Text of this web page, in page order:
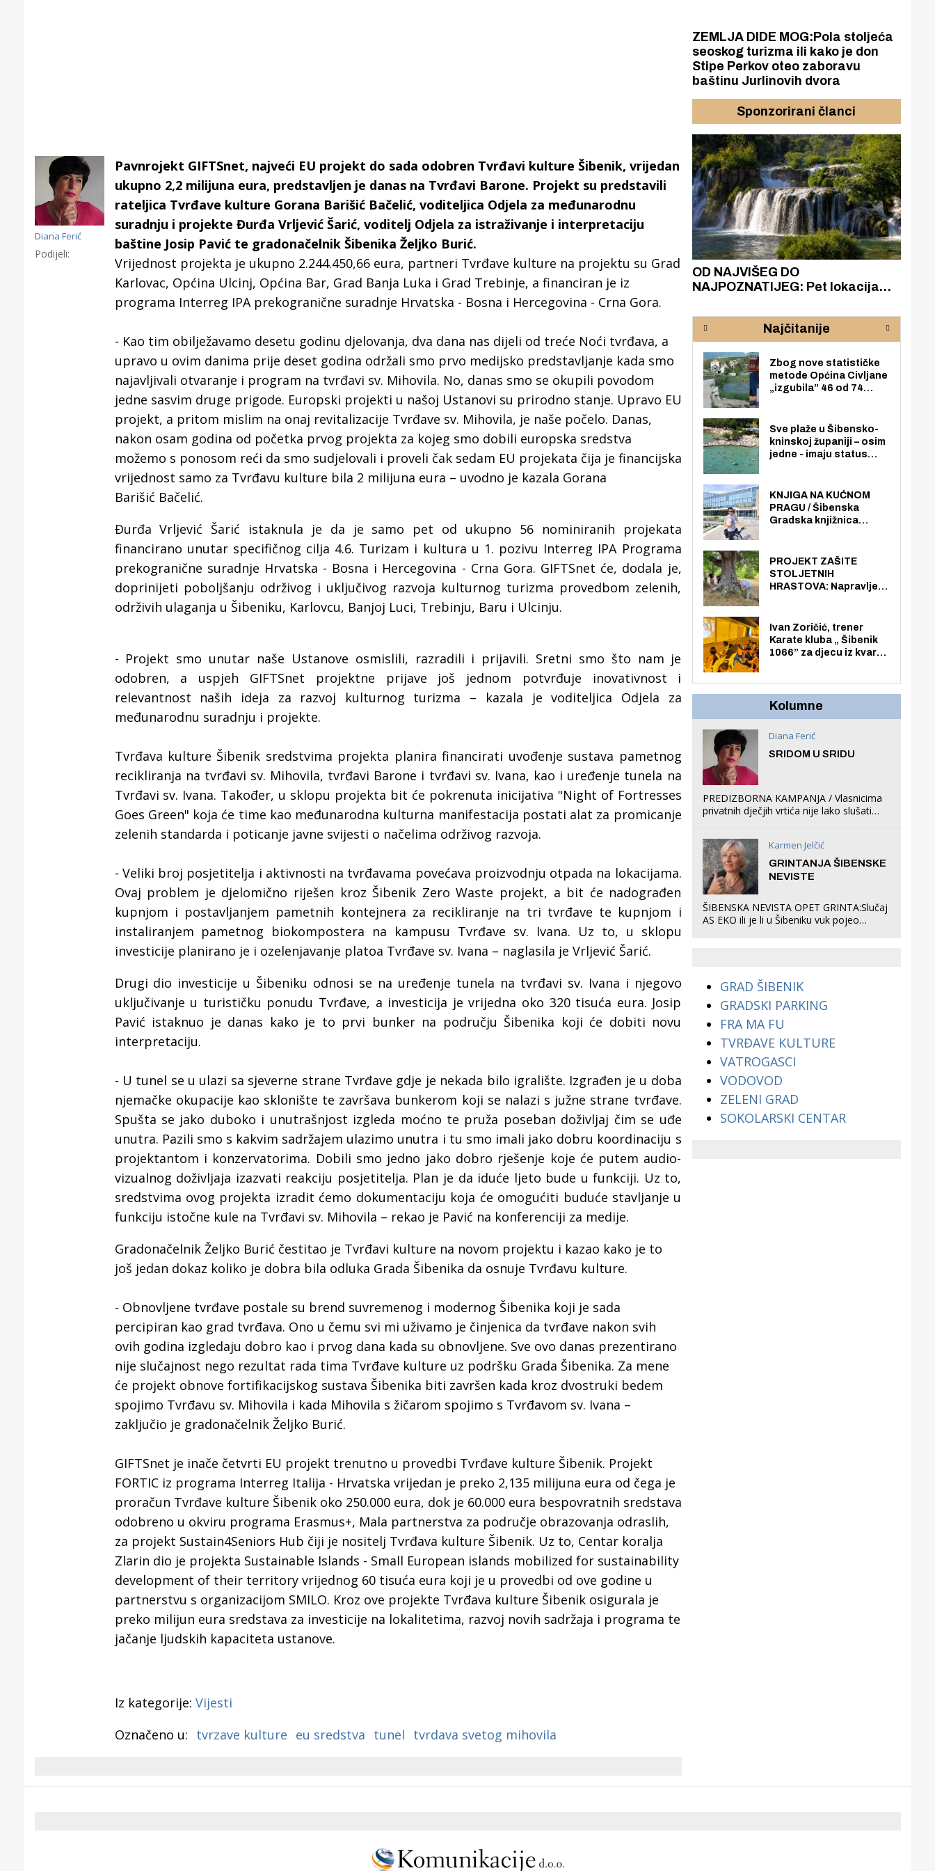
Diana Ferić
Podijeli:
Pavnrojekt GIFTSnet, najveći EU projekt do sada odobren Tvrđavi kulture Šibenik, vrijedan
ukupno 2,2 milijuna eura, predstavljen je danas na Tvrđavi Barone. Projekt su predstavili
rateljica Tvrđave kulture Gorana Barišić Bačelić, voditeljica Odjela za međunarodnu
suradnju i projekte Đurđa Vrljević Šarić, voditelj Odjela za istraživanje i interpretaciju
baštine Josip Pavić te gradonačelnik Šibenika Željko Burić.
Vrijednost projekta je ukupno 2.244.450,66 eura, partneri Tvrđave kulture na projektu su Grad
Karlovac, Općina Ulcinj, Općina Bar, Grad Banja Luka i Grad Trebinje, a financiran je iz
programa Interreg IPA prekogranične suradnje Hrvatska - Bosna i Hercegovina - Crna Gora.
- Kao tim obilježavamo desetu godinu djelovanja, dva dana nas dijeli od treće Noći tvrđava, a
upravo u ovim danima prije deset godina održali smo prvo medijsko predstavljanje kada smo
najavljivali otvaranje i program na tvrđavi sv. Mihovila. No, danas smo se okupili povodom
jedne sasvim druge prigode. Europski projekti u našoj Ustanovi su prirodno stanje. Upravo EU
projekt, a pritom mislim na onaj revitalizacije Tvrđave sv. Mihovila, je naše počelo. Danas,
nakon osam godina od početka prvog projekta za kojeg smo dobili europska sredstva
možemo s ponosom reći da smo sudjelovali i proveli čak sedam EU projekata čija je financijska
vrijednost samo za Tvrđavu kulture bila 2 milijuna eura – uvodno je kazala Gorana
Barišić Bačelić.
Đurđa Vrljević Šarić istaknula je da je samo pet od ukupno 56 nominiranih projekata
financirano unutar specifičnog cilja 4.6. Turizam i kultura u 1. pozivu Interreg IPA Programa
prekogranične suradnje Hrvatska - Bosna i Hercegovina - Crna Gora. GIFTSnet će, dodala je,
doprinijeti poboljšanju održivog i uključivog razvoja kulturnog turizma provedbom zelenih,
održivih ulaganja u Šibeniku, Karlovcu, Banjoj Luci, Trebinju, Baru i Ulcinju.
- Projekt smo unutar naše Ustanove osmislili, razradili i prijavili. Sretni smo što nam je
odobren, a uspjeh GIFTSnet projektne prijave još jednom potvrđuje inovativnost i
relevantnost naših ideja za razvoj kulturnog turizma – kazala je voditeljica Odjela za
međunarodnu suradnju i projekte.
Tvrđava kulture Šibenik sredstvima projekta planira financirati uvođenje sustava pametnog
recikliranja na tvrđavi sv. Mihovila, tvrđavi Barone i tvrđavi sv. Ivana, kao i uređenje tunela na
Tvrđavi sv. Ivana. Također, u sklopu projekta bit će pokrenuta inicijativa "Night of Fortresses
Goes Green" koja će time kao međunarodna kulturna manifestacija postati alat za promicanje
zelenih standarda i poticanje javne svijesti o načelima održivog razvoja.
- Veliki broj posjetitelja i aktivnosti na tvrđavama povećava proizvodnju otpada na lokacijama.
Ovaj problem je djelomično riješen kroz Šibenik Zero Waste projekt, a bit će nadograđen
kupnjom i postavljanjem pametnih kontejnera za recikliranje na tri tvrđave te kupnjom i
instaliranjem pametnog biokompostera na kampusu Tvrđave sv. Ivana. Uz to, u sklopu
investicije planirano je i ozelenjavanje platoa Tvrđave sv. Ivana – naglasila je Vrljević Šarić.
Drugi dio investicije u Šibeniku odnosi se na uređenje tunela na tvrđavi sv. Ivana i njegovo
uključivanje u turističku ponudu Tvrđave, a investicija je vrijedna oko 320 tisuća eura. Josip
Pavić istaknuo je danas kako je to prvi bunker na području Šibenika koji će dobiti novu
interpretaciju.
- U tunel se u ulazi sa sjeverne strane Tvrđave gdje je nekada bilo igralište. Izgrađen je u doba
njemačke okupacije kao sklonište te završava bunkerom koji se nalazi s južne strane tvrđave.
Spušta se jako duboko i unutrašnjost izgleda moćno te pruža poseban doživljaj čim se uđe
unutra. Pazili smo s kakvim sadržajem ulazimo unutra i tu smo imali jako dobru koordinaciju s
projektantom i konzervatorima. Dobili smo jedno jako dobro rješenje koje će putem audio-
vizualnog doživljaja izazvati reakciju posjetitelja. Plan je da iduće ljeto bude u funkciji. Uz to,
sredstvima ovog projekta izradit ćemo dokumentaciju koja će omogućiti buduće stavljanje u
funkciju istočne kule na Tvrđavi sv. Mihovila – rekao je Pavić na konferenciji za medije.
Gradonačelnik Željko Burić čestitao je Tvrđavi kulture na novom projektu i kazao kako je to
još jedan dokaz koliko je dobra bila odluka Grada Šibenika da osnuje Tvrđavu kulture.
- Obnovljene tvrđave postale su brend suvremenog i modernog Šibenika koji je sada
percipiran kao grad tvrđava. Ono u čemu svi mi uživamo je činjenica da tvrđave nakon svih
ovih godina izgledaju dobro kao i prvog dana kada su obnovljene. Sve ovo danas prezentirano
nije slučajnost nego rezultat rada tima Tvrđave kulture uz podršku Grada Šibenika. Za mene
će projekt obnove fortifikacijskog sustava Šibenika biti završen kada kroz dvostruki bedem
spojimo Tvrđavu sv. Mihovila i kada Mihovila s žičarom spojimo s Tvrđavom sv. Ivana –
zaključio je gradonačelnik Željko Burić.
GIFTSnet je inače četvrti EU projekt trenutno u provedbi Tvrđave kulture Šibenik. Projekt
FORTIC iz programa Interreg Italija - Hrvatska vrijedan je preko 2,135 milijuna eura od čega je
proračun Tvrđave kulture Šibenik oko 250.000 eura, dok je 60.000 eura bespovratnih sredstava
odobreno u okviru programa Erasmus+, Mala partnerstva za područje obrazovanja odraslih,
za projekt Sustain4Seniors Hub čiji je nositelj Tvrđava kulture Šibenik. Uz to, Centar koralja
Zlarin dio je projekta Sustainable Islands - Small European islands mobilized for sustainability
development of their territory vrijednog 60 tisuća eura koji je u provedbi od ove godine u
partnerstvu s organizacijom SMILO. Kroz ove projekte Tvrđava kulture Šibenik osigurala je
preko milijun eura sredstava za investicije na lokalitetima, razvoj novih sadržaja i programa te
jačanje ljudskih kapaciteta ustanove.
Iz kategorije: Vijesti
Označeno u: tvrzave kulture eu sredstva tunel tvrdava svetog mihovila
ZEMLJA DIDE MOG:Pola stoljeća
seoskog turizma ili kako je don
Stipe Perkov oteo zaboravu
baštinu Jurlinovih dvora
Sponzorirani članci
Gornji tok Krke iz prve ruke -
Otkrijte hostel Titius u
edukativnom kampusu NP Krka u
Šibenik spreman za dolazak
električnih autobusa: izgrađeno
12 punionica na kolodvoru
OD NAJVIŠEG DO
NAJPOZNATIJEG: Pet lokacija
rijeke Krke
Najčitanije
Zbog nove statističke
metode Općina Civljane
„izgubila” 46 od 74
nego radno sposobnih
osoba među svojih 170
stanovnika.
Sve plaže u Šibensko-
kninskoj županiji – osim
jedne - imaju status
općoj upotrebi. Pristup
je slobodan i besplatan
za sve građane i
KNJIGA NA KUĆNOM
PRAGU / Šibenska
Gradska knjižnica
knjiga na kućnu adresu
električnim biciklom.
PROJEKT ZAŠITE
STOLJETNIH
HRASTOVA: Napravljen
Zmajevac
Ivan Zoričić, trener
Karate kluba „ Šibenik
1066” za djecu iz kvarta
organizirao dječje
Kolumne
Diana Ferić
SRIDOM U SRIDU
PREDIZBORNA KAMPANJA / Vlasnicima
privatnih dječjih vrtića nije lako slušati
što oni rade u Šibeniku ne postoji
Karmen Jelčić
GRINTANJA ŠIBENSKE
NEVISTE
ŠIBENSKA NEVISTA OPET GRINTA:Slučaj
AS EKO ili je li u Šibeniku vuk pojeo
GRAD ŠIBENIK
GRADSKI PARKING
FRA MA FU
TVRĐAVE KULTURE
VATROGASCI
VODOVOD
ZELENI GRAD
SOKOLARSKI CENTAR